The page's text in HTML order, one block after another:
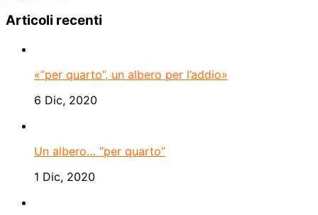
Articoli recenti
«”per quarto”, un albero per l’addio»
6 Dic, 2020
Un albero… “per quarto”
1 Dic, 2020